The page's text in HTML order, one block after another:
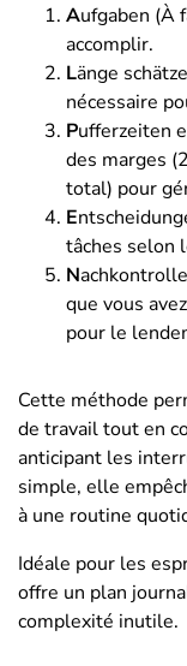
Aufgaben (À
accomplir.
Länge
nécessaire
Pufferzeiten
des marges
total) pour
E
tâches selon
N
que vous
pour le
Cette méthode
de travail tout en
anticipant les
simple, elle
à une routine
Idéale pour les
offre un plan
complexité inutile.